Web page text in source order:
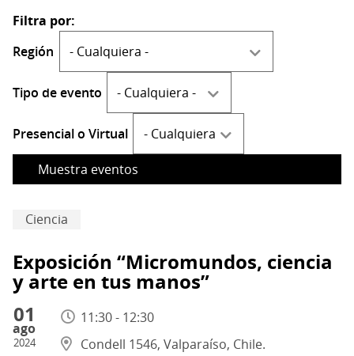
ayuda
a
la
navegación
Región
Tipo de evento
Presencial o Virtual
Ciencia
Exposición “Micromundos, ciencia
y arte en tus manos”
01
ago
2024
11:30 - 12:30
Condell 1546, Valparaíso, Chile.